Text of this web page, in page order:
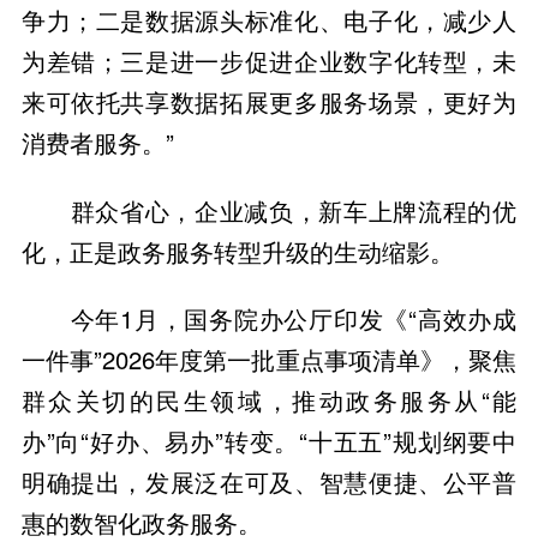
争力；二是数据源头标准化、电子化，减少人
为差错；三是进一步促进企业数字化转型，未
来可依托共享数据拓展更多服务场景，更好为
消费者服务。”
群众省心，企业减负，新车上牌流程的优
化，正是政务服务转型升级的生动缩影。
今年1月，国务院办公厅印发《“高效办成
一件事”2026年度第一批重点事项清单》，聚焦
群众关切的民生领域，推动政务服务从“能
办”向“好办、易办”转变。“十五五”规划纲要中
明确提出，发展泛在可及、智慧便捷、公平普
惠的数智化政务服务。